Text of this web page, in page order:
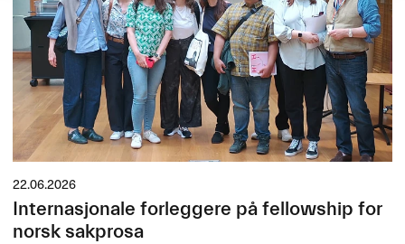
22.06.2026
Internasjonale forleggere på fellowship for
norsk sakprosa